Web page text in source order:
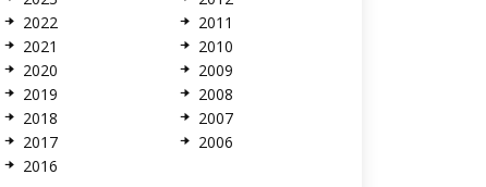
2022
2021
2020
2019
2018
2017
2016
2011
2010
2009
2008
2007
2006